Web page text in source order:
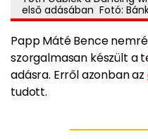
első adásában Fotó:
Papp Máté Bence
szorgalmasan készült a
adásra. Erről azonban az
tudott.